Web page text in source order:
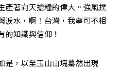
產著向天搶糧的偉大。強風撲
淚水，啊！台灣，我寧可不相
的知識與信仰！
是，以至玉山山塊驀然出現